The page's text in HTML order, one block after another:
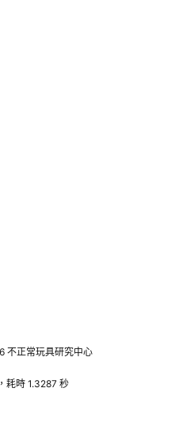
不正常玩具研究中心
耗時 1.3287 秒